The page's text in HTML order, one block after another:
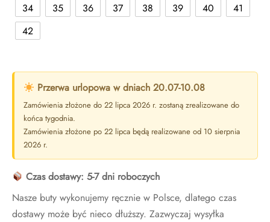
34
35 36 37 38 39 40
41
42
Przerwa urlopowa w dniach 20.07-10.08
Zamówienia złożone do 22 lipca 2026 r. zostaną zrealizowane do
końca tygodnia.
Zamówienia złożone po 22 lipca będą realizowane od 10 sierpnia
2026 r.
Czas dostawy: 5-7 dni roboczych
Nasze buty wykonujemy ręcznie w Polsce, dlatego czas
dostawy może być nieco dłuższy. Zazwyczaj wysyłka